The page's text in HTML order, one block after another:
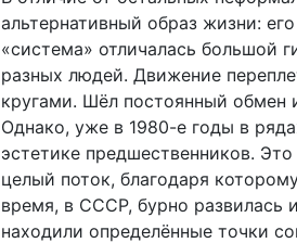
альтернативный образ жизни:
«система» отличалась большой
разных людей. Движение
кругами. Шёл постоянный обмен
Однако, уже в 1980-е годы в
эстетике предшественников.
целый поток, благодаря
время, в СССР, бурно развилась
находили определённые точки